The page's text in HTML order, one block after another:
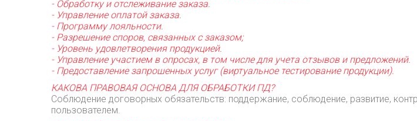
- Обработку и отслеживание заказа.
- Управление оплатой заказа.
- Программу лояльности.
- Разрешение споров, связанных с заказом;
- Уровень удовлетворения продукцией.
- Управление участием в опросах, в том числе для учета отзывов и предложений.
- Предоставление запрошенных услуг (виртуальное тестирование продукции).
КАКОВА ПРАВОВАЯ ОСНОВА ДЛЯ ОБРАБОТКИ ПД?
Соблюдение договорных обязательств: поддержание, соблюдение, развитие,
пользователем.